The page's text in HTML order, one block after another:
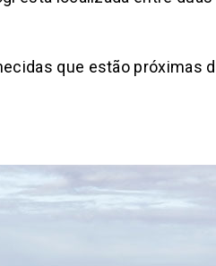
que estão próximas